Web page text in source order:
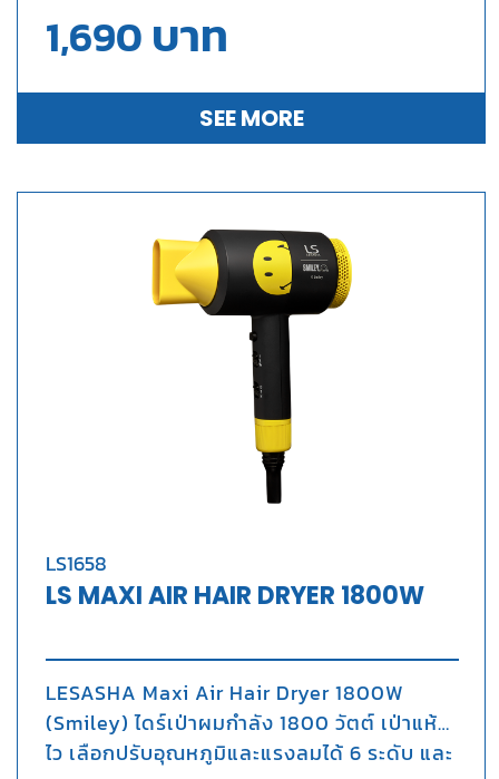
พาสะดวก สายไฟยาว 1.8 เมตรเพียงพอต่อการ
ใช้งาน และยังรองรับแรงดันไฟฟ้า 2 ระบบใช้
งานได้หลากหลายประเทศจึงเหมาะสำหรับการ
1,690 บาท
SEE MORE
LS1658
LS MAXI AIR HAIR DRYER 1800W
LESASHA Maxi Air Hair Dryer 1800W
(Smiley) ไดร์เป่าผมกำลัง 1800 วัตต์ เป่าแห้ง
ไว เลือกปรับอุณหภูมิและแรงลมได้ 6 ระดับ และ